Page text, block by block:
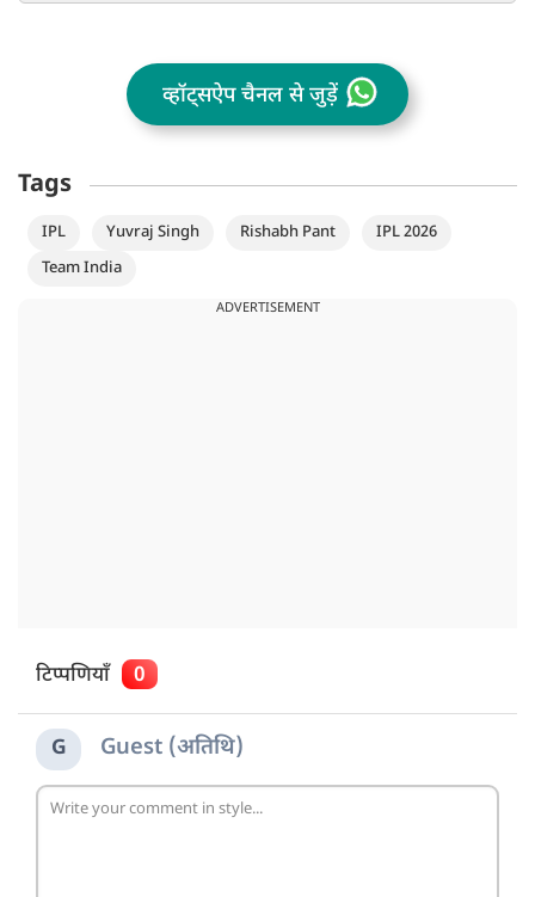
व्हॉट्सऐप चैनल से जुड़ें
Tags
IPL Yuvraj Singh Rishabh Pant
IPL 2026
Team India
ADVERTISEMENT
टिप्पणियाँ 0
G Guest (अतिथि)